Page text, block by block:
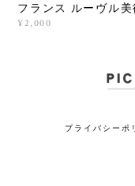
フランス ルーヴル
¥2,000
プライバシーポ